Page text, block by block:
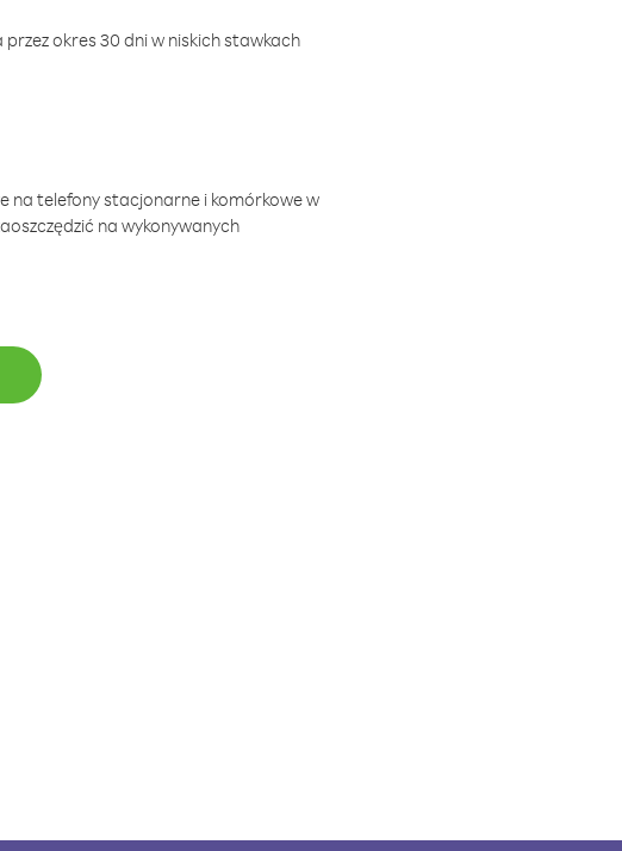
okres 30 dni w niskich stawkach
na telefony stacjonarne i komórkowe w
na wykonywanych